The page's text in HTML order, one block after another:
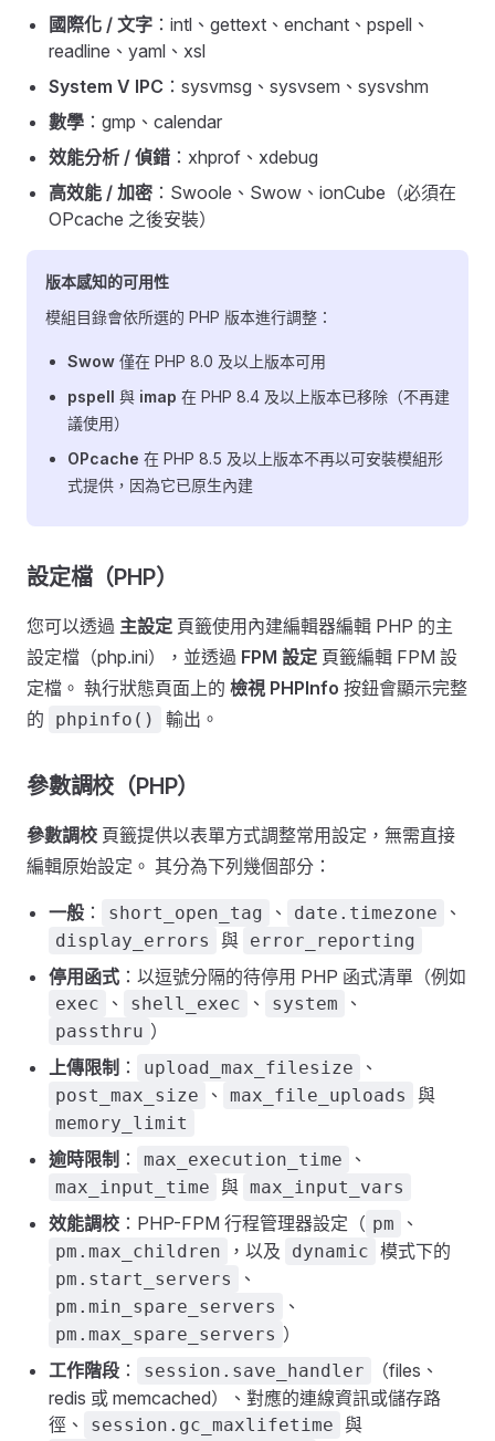
國際化 / 文字 ：intl、gettext、enchant、pspell、
readline、yaml、xsl
System V IPC ：sysvmsg、sysvsem、sysvshm
數學 ：gmp、calendar
效能分析 / 偵錯 ：xhprof、xdebug
高效能 / 加密 ：Swoole、Swow、ionCube（必須在
OPcache 之後安裝）
版本感知的可用性
模組目錄會依所選的 PHP 版本進行調整：
Swow 僅在 PHP 8.0 及以上版本可用
pspell 與 imap 在 PHP 8.4 及以上版本已移除（不再建
議使用）
OPcache 在 PHP 8.5 及以上版本不再以可安裝模組形
式提供，因為它已原生內建
設定檔（PHP）
您可以透過 主設定 頁籤使用內建編輯器編輯 PHP 的主
設定檔（php.ini），並透過 FPM 設定 頁籤編輯 FPM 設
定檔。 執行狀態頁面上的 檢視 PHPInfo 按鈕會顯示完整
的
phpinfo() 輸出。
參數調校（PHP）
參數調校 頁籤提供以表單方式調整常用設定，無需直接
編輯原始設定。 其分為下列幾個部分：
一般 ： short_open_tag 、 date.timezone 、
display_errors 與 error_reporting
停用函式 ：以逗號分隔的待停用 PHP 函式清單（例如
exec 、 shell_exec 、 system 、
passthru ）
上傳限制 ： upload_max_filesize 、
post_max_size 、 max_file_uploads 與
memory_limit
逾時限制 ： max_execution_time 、
max_input_time 與 max_input_vars
效能調校 ：PHP-FPM 行程管理器設定（ pm 、
pm.max_children ，以及 dynamic 模式下的
pm.start_servers 、
pm.min_spare_servers 、
pm.max_spare_servers ）
工作階段 ： session.save_handler
（files、
redis 或 memcached）、對應的連線資訊或儲存路
徑、
session.gc_maxlifetime 與